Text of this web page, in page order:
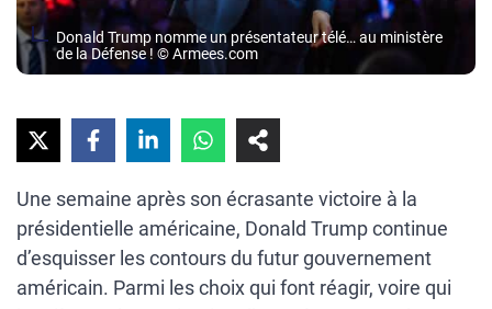
Donald Trump nomme un présentateur télé… au ministère
de la Défense ! © Armees.com
Une semaine après son écrasante victoire à la
présidentielle américaine, Donald Trump continue
d’esquisser les contours du futur gouvernement
américain. Parmi les choix qui font réagir, voire qui